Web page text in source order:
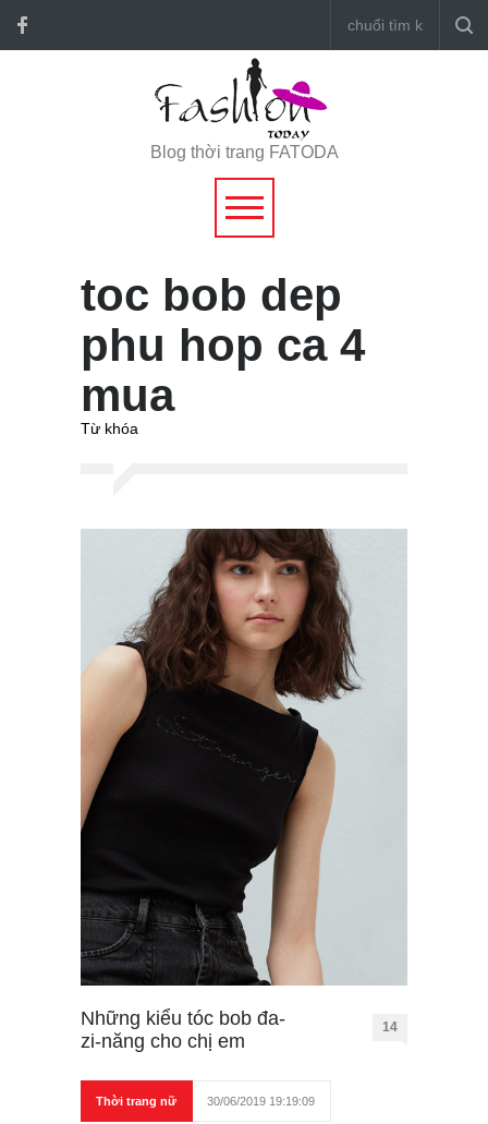
Blog thời trang FATODA
toc bob dep
phu hop ca 4
mua
Từ khóa
Những kiểu tóc bob đa-
zi-năng cho chị em
14
Thời trang nữ 30/06/2019 19:19:09